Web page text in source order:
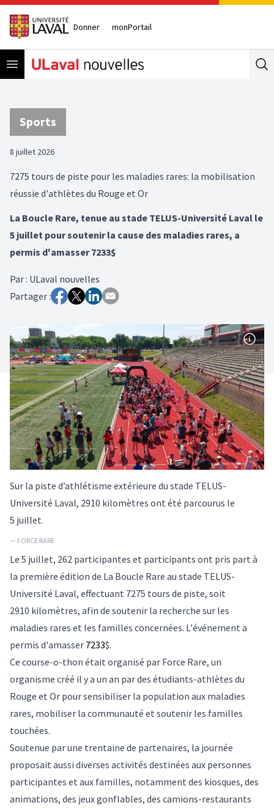
Donner monPortail
Open menu
Sports
8 juillet 2026
7275 tours de piste pour les maladies rares: la mobilisation
réussie d'athlètes du Rouge et Or
La Boucle Rare, tenue au stade TELUS-Université Laval le
5 juillet pour soutenir la cause des maladies rares, a
permis d'amasser 7233$
Par: ULaval nouvelles
Partager :
Sur la piste d’athlétisme extérieure du stade TELUS-
Université Laval, 2910 kilomètres ont été parcourus le
5 juillet.
— FORCE RARE
Le 5 juillet, 262 participantes et participants ont pris part à
la première édition de La Boucle Rare au stade TELUS-
Université Laval, effectuant 7275 tours de piste, soit
2910 kilomètres, afin de soutenir la recherche sur les
maladies rares et les familles concernées. L'événement a
permis d'amasser 7233$.
Ce course-o-thon était organisé par Force Rare, un
organisme créé il y a un an par des étudiants-athlètes du
Rouge et Or pour sensibiliser la population aux maladies
rares, mobiliser la communauté et soutenir les familles
touchées.
Soutenue par une trentaine de partenaires, la journée
proposait aussi diverses activités destinées aux personnes
participantes et aux familles, notamment des kiosques, des
animations, des jeux gonflables, des camions-restaurants